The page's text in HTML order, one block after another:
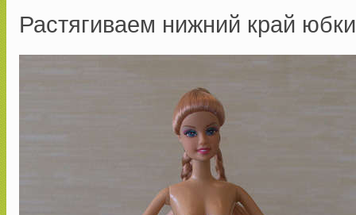
Растягиваем нижний край